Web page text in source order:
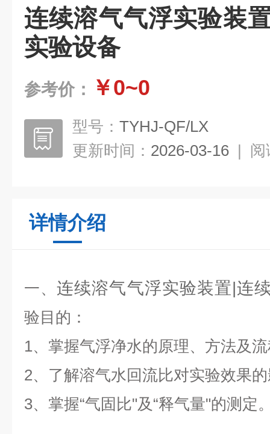
连续溶气气浮实验装
实验设备
参考价： ￥0~0
型号： TYHJ-QF/LX
更新时间： 2026-03-16 | 阅
详情介绍
一、连续溶气气浮实验装置|连
验目的：
1、掌握气浮净水的原理、方法及
2、了解溶气水回流比对实验效果
3、掌握“气固比"及“释气量"的测定